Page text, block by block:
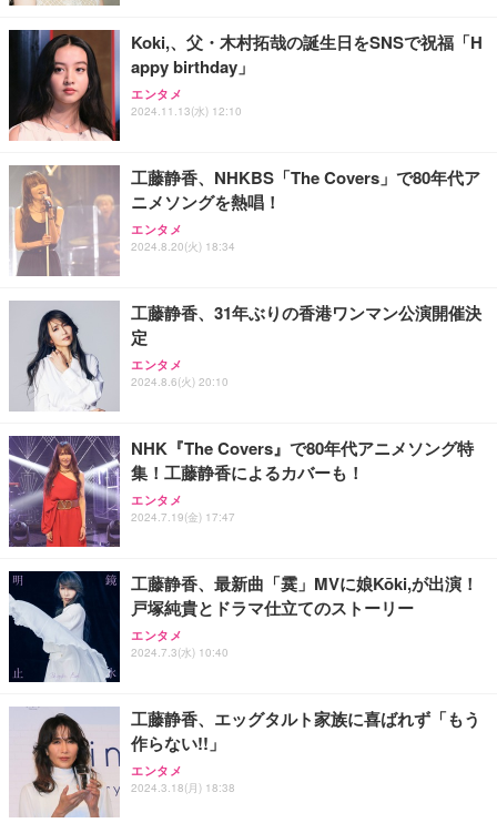
務用 おしゃれ パソコンチェア (ブラック)
Sezlife オフィスチェア デスクチェア 疲れない テレ
ワーク チェア 強化バックレスト 30度ロッキング機
能 人間工学 椅子 腰サポート 90度跳ね上げ式アーム
務用 おしゃれ パソコンチェア (ホワイト)
ANDWINT オフィスチェア デスクチェア 肘なし メ
ッシュ 通気性 ランバーサポート付き 腰サポート ガ
ス圧無段階昇降 360度回転 キャスター付き コンパク
【整備済み品】Dell E2724HS 27インチ 液晶モニタ
ー フルHD（1920×1080）VA 非光沢 HDMI/DisplayP
ort/VGA スピーカー内蔵 高さ調整 スイベル VESA対
【MiniLED/24.5inch/280Hz/FHD】GRAPHT THE S
HOOTER Gaming Monitor 24” Essential ゲーミン
グモニター QD 24.5インチ 1ms FHD 量子ドット 残
Smart Basic(スマートベーシック) 【Amazon.co.jp
限定】 Smart Basic アイリスオーヤマ ペットシーツ
超厚型 お徳用 ワイド 100枚入 (x 1) (ケース販売)
アイリスオーヤマ ペットシーツ 超厚型 お徳用 レギ
ュラー 200枚入【Amazon.co.jp限定】
Koki,、父・木村拓哉の誕生日をSNSで祝福「H
appy birthday」
エンタメ
2024.11.13(水) 12:10
工藤静香、NHKBS「The Covers」で80年代ア
ニメソングを熱唱！
エンタメ
2024.8.20(火) 18:34
工藤静香、31年ぶりの香港ワンマン公演開催決
定
エンタメ
2024.8.6(火) 20:10
NHK『The Covers』で80年代アニメソング特
集！工藤静香によるカバーも！
エンタメ
2024.7.19(金) 17:47
工藤静香、最新曲「霙」MVに娘Kōki,が出演！
戸塚純貴とドラマ仕立てのストーリー
エンタメ
2024.7.3(水) 10:40
工藤静香、エッグタルト家族に喜ばれず「もう
作らない!!」
エンタメ
2024.3.18(月) 18:38